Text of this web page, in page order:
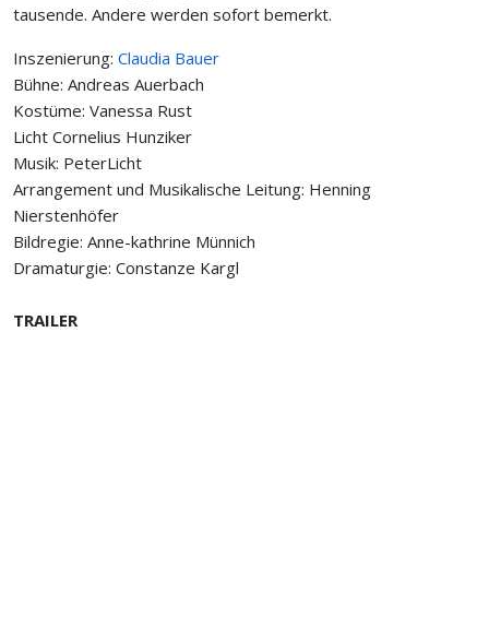
tausende. Andere werden sofort bemerkt.
Inszenierung: Claudia Bauer
Bühne: Andreas Auerbach
Kostüme: Vanessa Rust
Licht Cornelius Hunziker
Musik: PeterLicht
Arrangement und Musikalische Leitung: Henning
Nierstenhöfer
Bildregie: Anne-kathrine Münnich
Dramaturgie: Constanze Kargl
TRAILER